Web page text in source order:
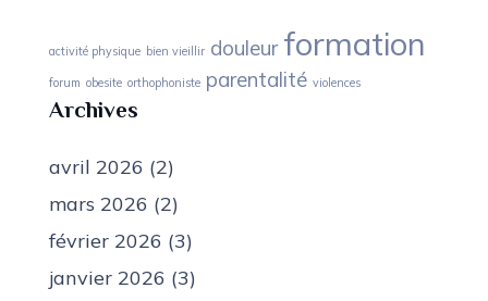
activité physique bien vieillir douleur formation
forum obesite orthophoniste parentalité violences
Archives
avril 2026 (2)
mars 2026 (2)
février 2026 (3)
janvier 2026 (3)